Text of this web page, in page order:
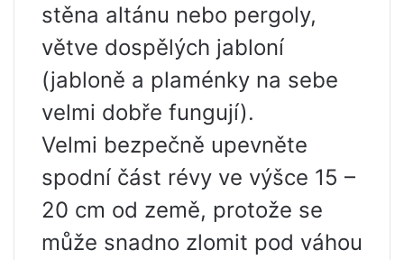
stěna altánu nebo pergoly,
větve dospělých jabloní
(jabloně a plaménky na sebe
velmi dobře fungují).
Velmi bezpečně upevněte
spodní část révy ve výšce 15 –
20 cm od země, protože se
může snadno zlomit pod váhou